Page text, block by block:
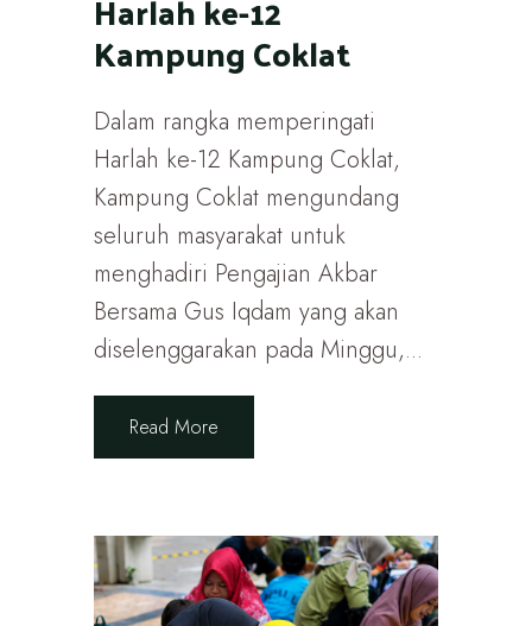
Kampung Coklat
Dalam rangka memperingati
Harlah ke-12 Kampung Coklat,
Kampung Coklat mengundang
seluruh masyarakat untuk
menghadiri Pengajian Akbar
Bersama Gus Iqdam yang akan
diselenggarakan pada Minggu,...
Read More